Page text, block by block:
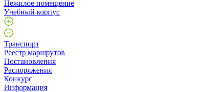
Нежилое помещение
Учебный корпус
Транспорт
Реестр маршрутов
Постановления
Распоряжения
Конкурс
Информация